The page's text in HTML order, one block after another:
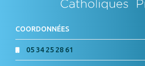
COORDONNÉES
05 34 25 28 61